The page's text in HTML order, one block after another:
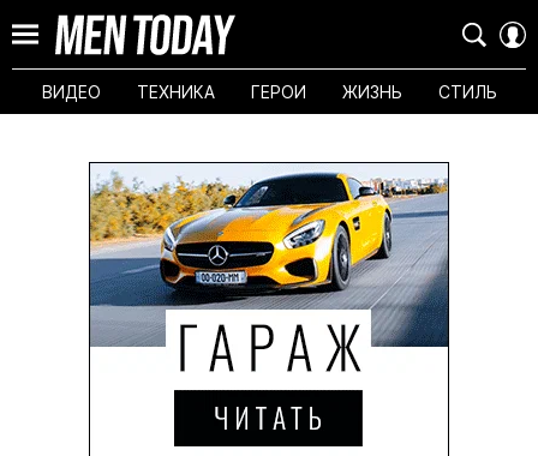
ВИДЕО ТЕХНИКА ГЕРОИ ЖИЗНЬ СТИЛЬ